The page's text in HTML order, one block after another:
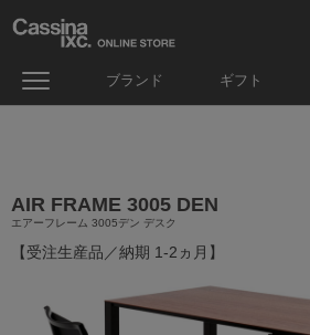
ブランド ギフト
AIR FRAME 3005 DEN
エアーフレーム 3005デン デスク
【受注生産品／納期 1-2ヵ月】